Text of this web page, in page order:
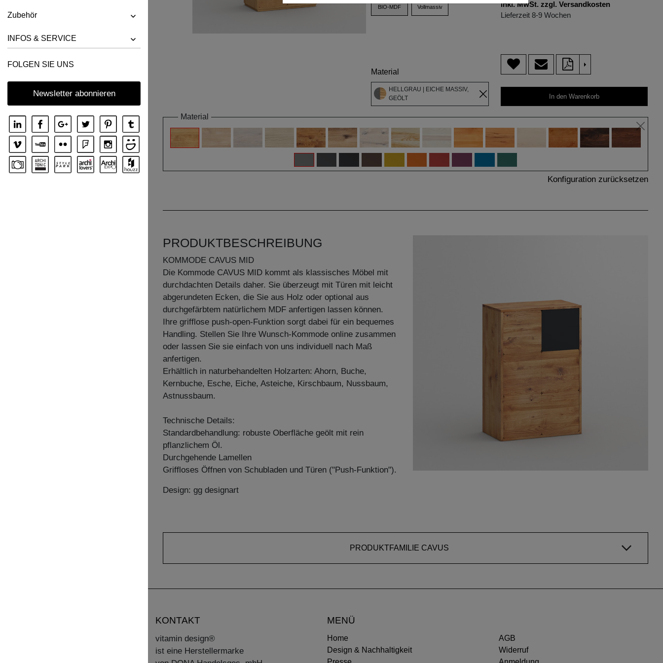
Zubehör
INFOS & SERVICE
FOLGEN SIE UNS
Newsletter abonnieren
BIO-MDF Vollmassiv
Material
HELLGRAU | EICHE MASSIV,
GEÖLT
inkl. MwSt. zzgl. Versandkosten
Lieferzeit 8-9 Wochen
>
In den Warenkorb
Material
Konfiguration zurücksetzen
PRODUKTBESCHREIBUNG
KOMMODE CAVUS MID
Die Kommode CAVUS MID kommt als klassisches Möbel mit
durchdachten Details daher. Sie überzeugt mit Türen mit leicht
abgerundeten Ecken, die Sie aus Holz oder optional aus
durchgefärbtem natürlichem MDF anfertigen lassen können.
Ihre grifflose push-open-Funktion sorgt dabei für ein bequemes
Handling. Stellen Sie Ihre Wunsch-Kommode online zusammen
oder lassen Sie sie einfach von uns individuell nach Maß
anfertigen.
Erhältlich in naturbehandelten Holzarten: Ahorn, Buche,
Kernbuche, Esche, Eiche, Asteiche, Kirschbaum, Nussbaum,
Astnussbaum.
Technische Details:
Standardbehandlung: robuste Oberfläche geölt mit rein
pflanzlichem Öl.
Durchgehende Lamellen
Griffloses Öffnen von Schubladen und Türen ("Push-Funktion").
Design: gg designart
PRODUKTFAMILIE CAVUS
KONTAKT
vitamin design®
ist eine Herstellermarke
MENÜ
Home
Design & Nachhaltigkeit
AGB
Widerruf